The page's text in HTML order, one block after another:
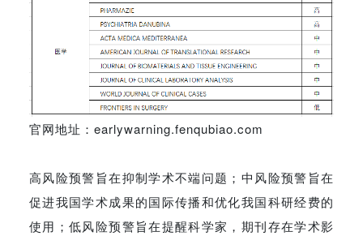
官网地址：earlywarning.fenqubiao.com
高风险预警旨在抑制学术不端问题；中风险预警旨在
促进我国学术成果的国际传播和优化我国科研经费的
使用；低风险预警旨在提醒科学家，期刊存在学术影